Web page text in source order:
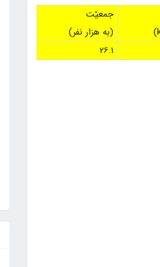
جمعيّت
(به هزار نفر)
26.1